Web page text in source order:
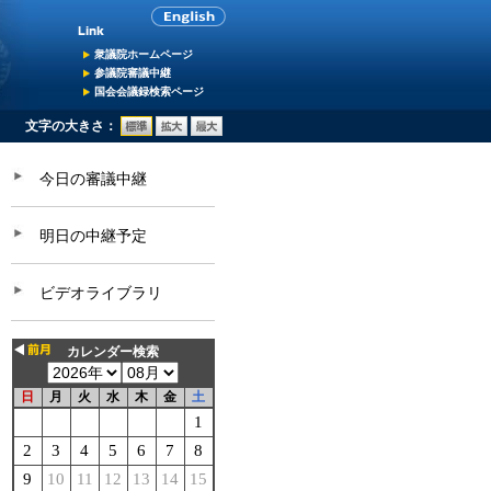
衆議院ホームページ
参議院審議中継
国会会議録検索ページ
文字の大きさ：
今日の審議中継
明日の中継予定
ビデオライブラリ
カレンダー検索
日 月 火 水 木 金 土
1
2
3 4 5 6 7
8
9
10 11 12 13 14
15